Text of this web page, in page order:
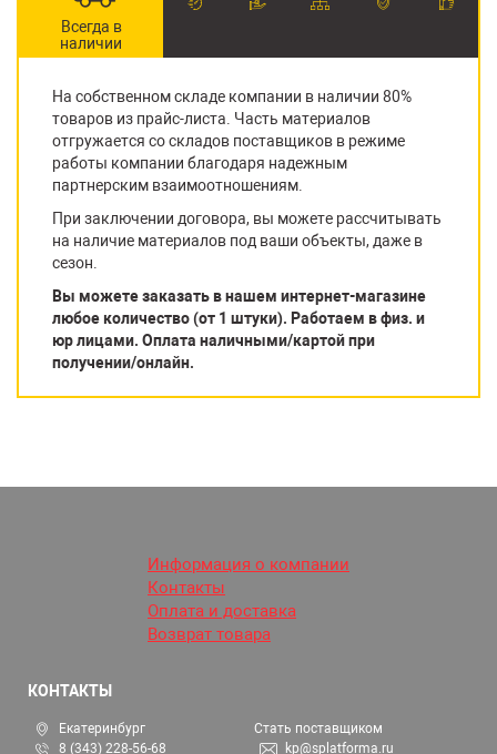
Всегда в
наличии
На собственном складе компании в наличии 80%
товаров из прайс-листа. Часть материалов
отгружается со складов поставщиков в режиме
работы компании благодаря надежным
партнерским взаимоотношениям.
При заключении договора, вы можете рассчитывать
на наличие материалов под ваши объекты, даже в
сезон.
Вы можете заказать в нашем интернет-магазине
любое количество (от 1 штуки). Работаем в физ. и
юр лицами. Оплата наличными/картой при
получении/онлайн.
Информация о компании
Контакты
Оплата и доставка
Возврат товара
КОНТАКТЫ
Екатеринбург
8 (343) 228-56-68
Стать поставщиком
kp@splatforma.ru